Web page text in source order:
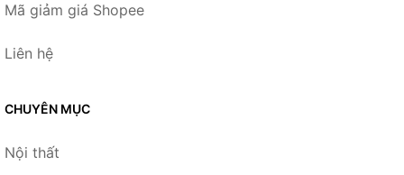
Mã giảm giá Shopee
Liên hệ
CHUYÊN MỤC
Nội thất